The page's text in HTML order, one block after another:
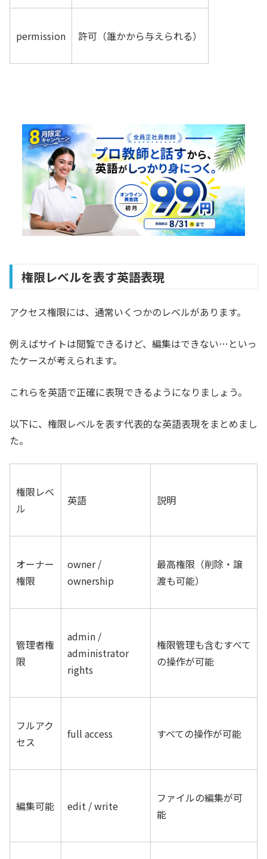
permission 許可（誰かから与えられる）
権限レベルを表す英語表現
アクセス権限には、通常いくつかのレベルがあります。
例えばサイトは閲覧できるけど、編集はできない…といっ
たケースが考えられます。
これらを英語で正確に表現できるようになりましょう。
以下に、権限レベルを表す代表的な英語表現をまとめまし
た。
権限レベ
ル
英語 説明
オーナー
権限
owner /
ownership
最高権限（削除・譲
渡も可能）
管理者権
限
admin /
administrator
rights
権限管理も含むすべて
の操作が可能
フルアク
セス
full access すべての操作が可能
編集可能 edit / write
ファイルの編集が可
能